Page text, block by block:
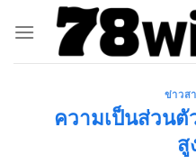
đến
ข่าวส
ความเป็นส่วน
สู